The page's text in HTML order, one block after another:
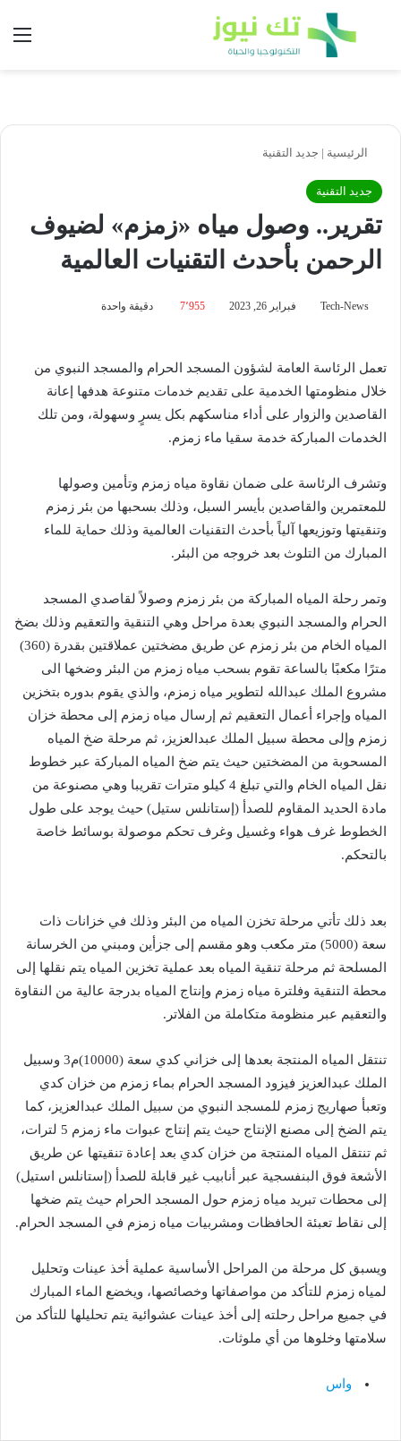
بحث عن
الرئيسية | جديد التقنية
جديد التقنية
تقرير.. وصول مياه «زمزم» لضيوف
الرحمن بأحدث التقنيات العالمية
Tech-News فبراير 26, 2023 7٬955 دقيقة واحدة
تعمل الرئاسة العامة لشؤون المسجد الحرام والمسجد النبوي من
خلال منظومتها الخدمية على تقديم خدمات متنوعة هدفها إعانة
القاصدين والزوار على أداء مناسكهم بكل يسرٍ وسهولة، ومن تلك
الخدمات المباركة خدمة سقيا ماء زمزم.
وتشرف الرئاسة على ضمان نقاوة مياه زمزم وتأمين وصولها
للمعتمرين والقاصدين بأيسر السبل، وذلك بسحبها من بئر زمزم
وتنقيتها وتوزيعها آلياً بأحدث التقنيات العالمية وذلك حماية للماء
المبارك من التلوث بعد خروجه من البئر.
وتمر رحلة المياه المباركة من بئر زمزم وصولاً لقاصدي المسجد
الحرام والمسجد النبوي بعدة مراحل وهي التنقية والتعقيم وذلك بضخ
المياه الخام من بئر زمزم عن طريق مضختين عملاقتين بقدرة (360)
مترًا مكعبًا بالساعة تقوم بسحب مياه زمزم من البئر وضخها الى
مشروع الملك عبدالله لتطوير مياه زمزم، والذي يقوم بدوره بتخزين
المياه وإجراء أعمال التعقيم ثم إرسال مياه زمزم إلى محطة خزان
زمزم وإلى محطة سبيل الملك عبدالعزيز، ثم مرحلة ضخ المياه
المسحوبة من المضختين حيث يتم ضخ المياه المباركة عبر خطوط
نقل المياه الخام والتي تبلغ 4 كيلو مترات تقريبا وهي مصنوعة من
مادة الحديد المقاوم للصدأ (إستانلس ستيل) حيث يوجد على طول
الخطوط غرف هواء وغسيل وغرف تحكم موصولة بوسائط خاصة
بالتحكم.
بعد ذلك تأتي مرحلة تخزن المياه من البئر وذلك في خزانات ذات
سعة (5000) متر مكعب وهو مقسم إلى جزأين ومبني من الخرسانة
المسلحة ثم مرحلة تنقية المياه بعد عملية تخزين المياه يتم نقلها إلى
محطة التنقية وفلترة مياه زمزم وإنتاج المياه بدرجة عالية من النقاوة
والتعقيم عبر منظومة متكاملة من الفلاتر.
تنتقل المياه المنتجة بعدها إلى خزاني كدي سعة (10000)م3 وسبيل
الملك عبدالعزيز فيزود المسجد الحرام بماء زمزم من خزان كدي
وتعبأ صهاريج زمزم للمسجد النبوي من سبيل الملك عبدالعزيز، كما
يتم الضخ إلى مصنع الإنتاج حيث يتم إنتاج عبوات ماء زمزم 5 لترات،
ثم تنتقل المياه المنتجة من خزان كدي بعد إعادة تنقيتها عن طريق
الأشعة فوق البنفسجية عبر أنابيب غير قابلة للصدأ (إستانلس استيل)
إلى محطات تبريد مياه زمزم حول المسجد الحرام حيث يتم ضخها
إلى نقاط تعبئة الحافظات ومشربيات مياه زمزم في المسجد الحرام.
ويسبق كل مرحلة من المراحل الأساسية عملية أخذ عينات وتحليل
لمياه زمزم للتأكد من مواصفاتها وخصائصها، ويخضع الماء المبارك
في جميع مراحل رحلته إلى أخذ عينات عشوائية يتم تحليلها للتأكد من
سلامتها وخلوها من أي ملوثات.
واس